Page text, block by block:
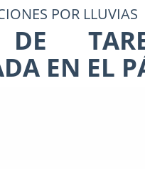
POR LLUVIAS
DE
EN EL